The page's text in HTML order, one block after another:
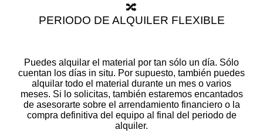
🔀
PERIODO DE ALQUILER FLEXIBLE
Puedes alquilar el material por tan sólo un día. Sólo
cuentan los días in situ. Por supuesto, también puedes
alquilar todo el material durante un mes o varios
meses. Si lo solicitas, también estaremos encantados
de asesorarte sobre el arrendamiento financiero o la
compra definitiva del equipo al final del periodo de
alquiler.